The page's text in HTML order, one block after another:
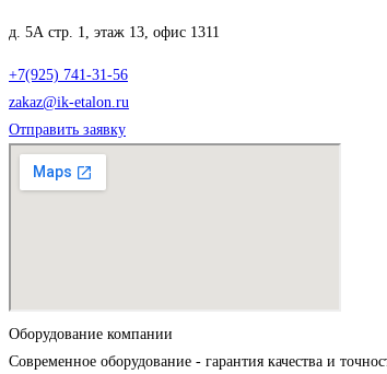
д. 5А стр. 1, этаж 13, офис 1311
+7(925) 741-31-56
zakaz@ik-etalon.ru
Отправить заявку
Оборудование компании
Современное оборудование - гарантия качества и